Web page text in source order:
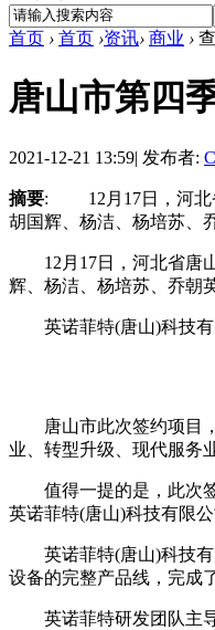
首页 › 首页 ›资讯› 商业 ›
唐山市第四
2021-12-21 13:59| 发布者:
摘要: 12月17日，河北省
胡国辉、杨洁、杨培苏、
12月17日，河北省唐山
辉、杨洁、杨培苏、乔朝
英诺菲特(唐山)科技有
唐山市此次签约项目，
业、转型升级、现代服务
值得一提的是，此次签
英诺菲特(唐山)科技有限
英诺菲特(唐山)科技有
设备的完整产品线，完成
英诺菲特研发团队主导